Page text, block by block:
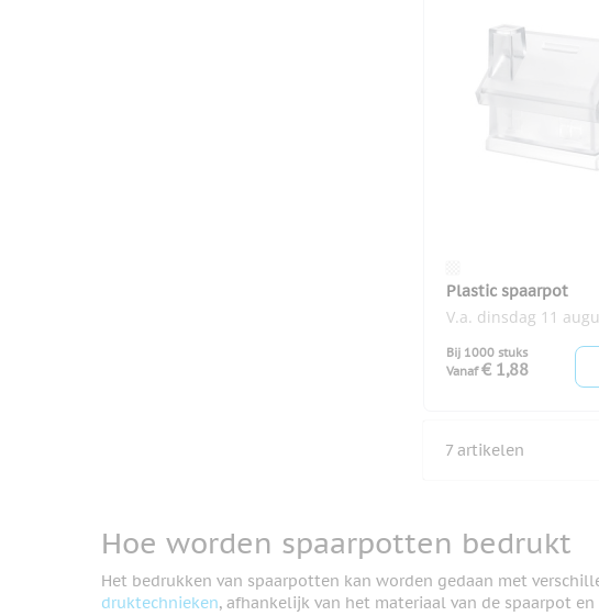
Plastic spaarpot
V.a. dinsdag 11
Bij 1000 stuks
Vanaf € 1,88
7 artikelen
Hoe worden spaarpotten bedrukt
Het bedrukken van spaarpotten kan worden gedaan met
druktechnieken, afhankelijk van het materiaal van de spaarpot